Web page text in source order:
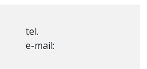
tel.
e-mail: